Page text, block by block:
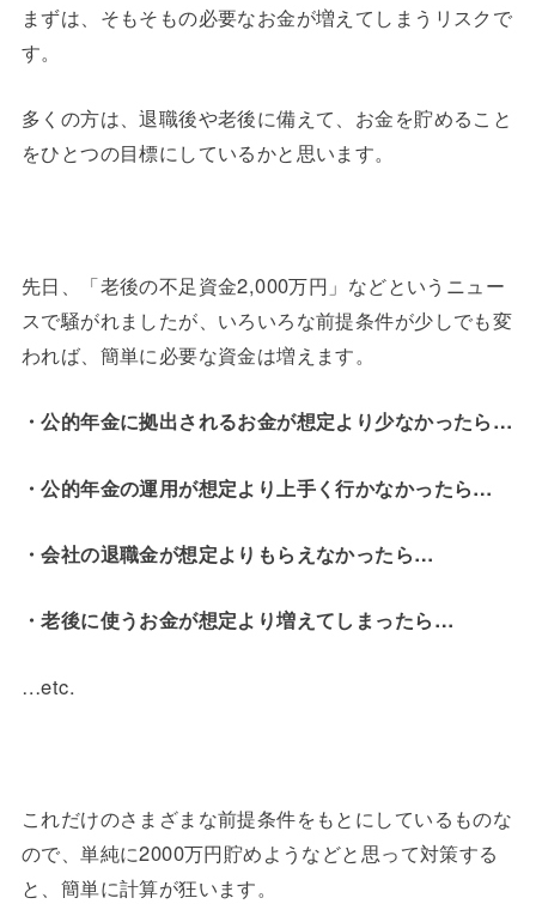
まずは、そもそもの必要なお金が増えてしまうリスクで
す。
多くの方は、退職後や老後に備えて、お金を貯めること
をひとつの目標にしているかと思います。
先日、「老後の不足資金2,000万円」などというニュー
スで騒がれましたが、いろいろな前提条件が少しでも変
われば、簡単に必要な資金は増えます。
・公的年金に拠出されるお金が想定より少なかったら…
・公的年金の運用が想定より上手く行かなかったら…
・会社の退職金が想定よりもらえなかったら…
・老後に使うお金が想定より増えてしまったら…
…etc.
これだけのさまざまな前提条件をもとにしているものな
ので、単純に2000万円貯めようなどと思って対策する
と、簡単に計算が狂います。